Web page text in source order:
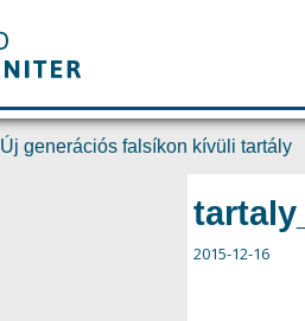
Új generációs falsíkon kívüli tartály
2015-12-16